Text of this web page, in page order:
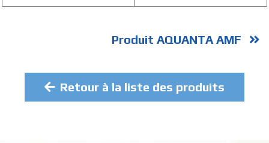
Produit AQUANTA AMF
Retour à la liste des produits